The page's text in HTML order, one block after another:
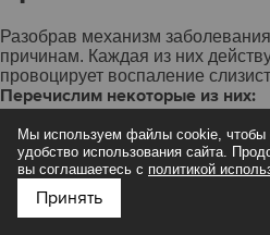
Разобрав механизм
причинам. Каждая из них
провоцирует воспаление
Перечислим некоторые из них:
инфекции,
аллергические реакции,
продолжительное вдыхание
воздуха, Подпишитесь на нас в
Мы используем файлы cookie, чтобы
удобство использования сайта.
вы соглашаетесь с политикой
Принять